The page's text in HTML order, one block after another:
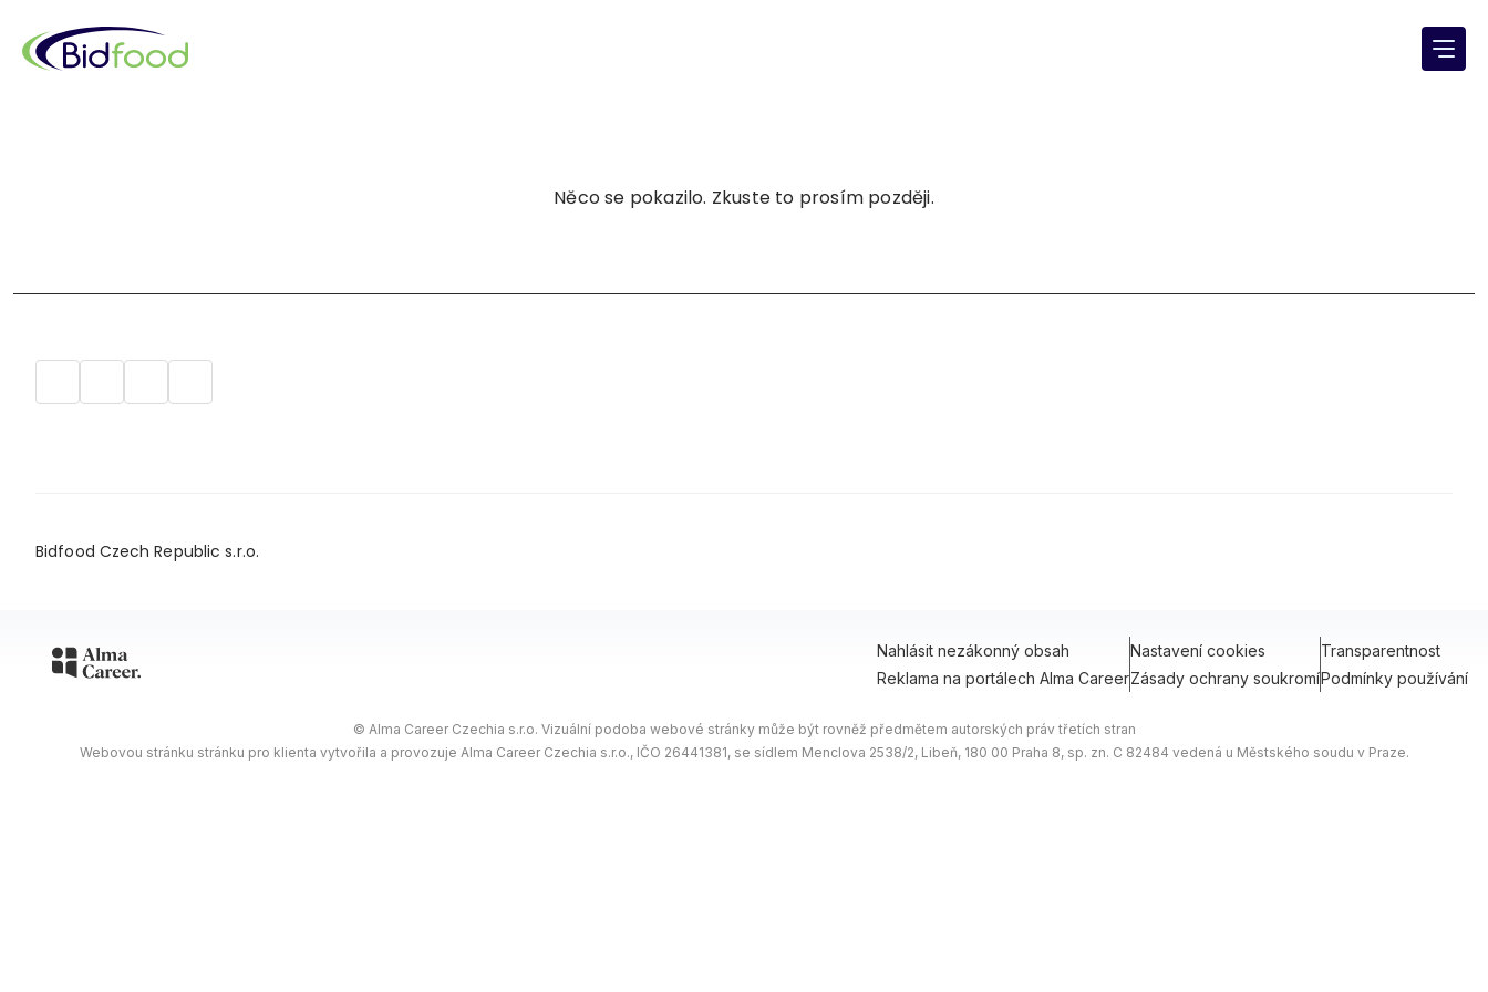
Něco se pokazilo. Zkuste to prosím později.
Bidfood Czech Republic s.r.o.
Nahlásit nezákonný obsah Nastavení cookies
Transparentnost
Reklama na portálech Alma CareerZásady ochrany soukromíPodmínky používání
© Alma Career Czechia s.r.o. Vizuální podoba webové stránky může být rovněž předmětem autorských práv třetích stran
Webovou stránku stránku pro klienta vytvořila a provozuje Alma Career Czechia s.r.o., IČO 26441381, se sídlem Menclova 2538/2, Libeň, 180 00 Praha 8, sp. zn. C 82484 vedená u Městského soudu v Praze.